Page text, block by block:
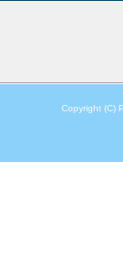
Copyright (C)